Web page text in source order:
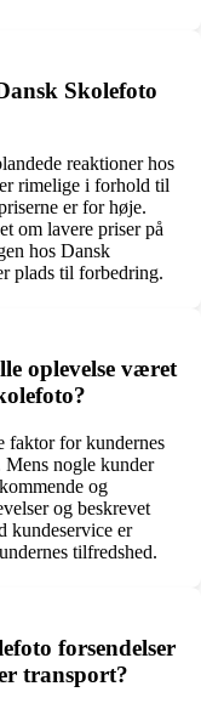
Skolefoto
reaktioner hos
rimelige i forhold til
er for høje.
om lavere priser på
hos Dansk
plads til forbedring.
oplevelse været
faktor for kundernes
Mens nogle kunder
og
og beskrevet
kundeservice er
tilfredshed.
forsendelser
transport?